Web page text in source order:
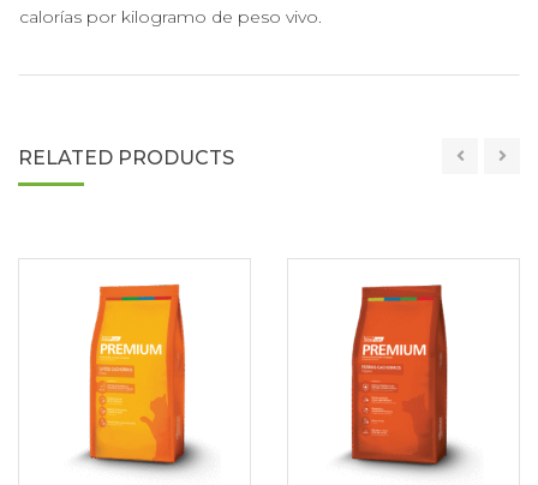
calorías por kilogramo de peso vivo.
RELATED PRODUCTS